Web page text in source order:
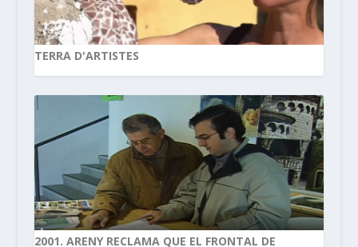
TERRA D'ARTISTES
2001. ARENY RECLAMA QUE EL FRONTAL DE